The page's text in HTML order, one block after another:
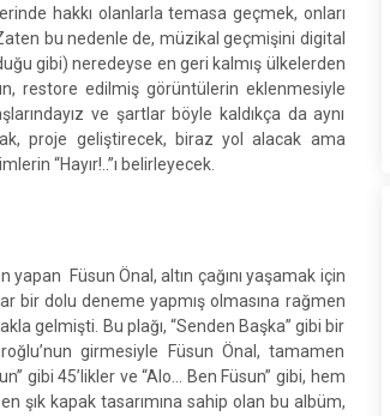
hakkı olanlarla temasa geçmek, onları
bu nedenle de, müzikal geçmişini digital
gibi) neredeyse en geri kalmış ülkelerden
restore edilmiş görüntülerin eklenmesiyle
ve şartlar böyle kaldıkça da aynı
proje geliştirecek, biraz yol alacak ama
“Hayır!..”ı belirleyecek.
yapan Füsun Önal, altın çağını yaşamak için
bir dolu deneme yapmış olmasına rağmen
gelmişti. Bu plağı, “Senden Başka” gibi bir
girmesiyle Füsun Önal, tamamen
gibi 45’likler ve “Alo… Ben Füsun” gibi, hem
şık kapak tasarımına sahip olan bu albüm,